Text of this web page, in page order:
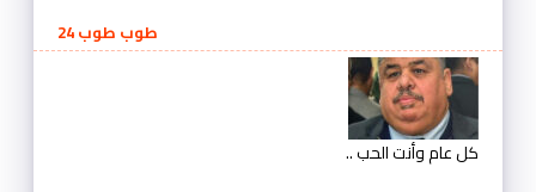
طوب طوب 24
كل عام وأنت الحب ..